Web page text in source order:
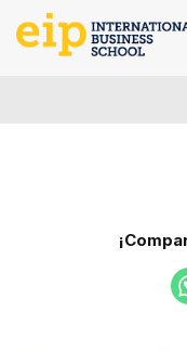
Saltar